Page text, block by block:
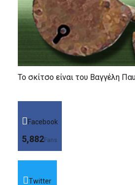
Το σκίτσο είναι του Βαγγέλη
Facebook
5,882Fans
Twitter